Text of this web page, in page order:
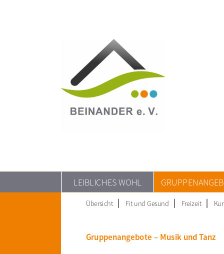
LEIBLICHES WOHL
Übersicht Fit und Gesund Freizeit
Gruppenangebote – Musik und Tanz